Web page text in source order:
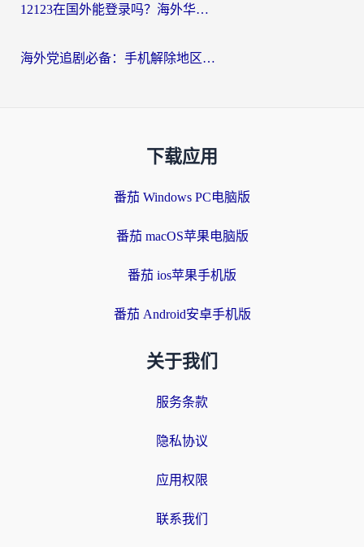
12123在国外能登录吗？海外华人必看的回国加速实用指南
海外党追剧必备：手机解除地区限制app怎么选？解决央视视频&国内剧地区限制全指南
下载应用
番茄 Windows PC电脑版
番茄 macOS苹果电脑版
番茄 ios苹果手机版
番茄 Android安卓手机版
关于我们
服务条款
隐私协议
应用权限
联系我们